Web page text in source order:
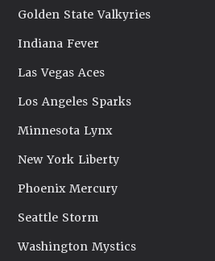
Golden State Valkyries
Indiana Fever
Las Vegas Aces
Los Angeles Sparks
Minnesota Lynx
New York Liberty
Phoenix Mercury
Seattle Storm
Washington Mystics